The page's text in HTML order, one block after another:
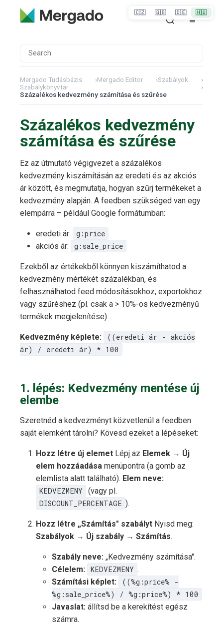
Mergado Tudásbázis ›Mergado Editor ›Szabályok
›
Szabálykönyvtár
›
Százalékos kedvezmény számítása és szűrése
Százalékos kedvezmény
számítása és szűrése
Ez az útmutató végigvezet a százalékos
kedvezmény kiszámításán az eredeti és az akciós
ár között, és megmutatja, hogyan szűrj termékeket a
kedvezmény alapján. A feedben szükséged van egy
elempárra – például Google formátumban:
eredeti ár:
g:price
akciós ár:
g:sale_price
Ezekből az értékekből könnyen kiszámíthatod a
kedvezmény mértékét százalékban, és
felhasználhatod feed módosításokhoz, exportokhoz
vagy szűréshez (pl. csak a > 10%-os kedvezményű
termékek megjelenítése).
Kedvezmény képlete:
((eredeti ár - akciós
ár) / eredeti ár) * 100
1. lépés: Kedvezmény mentése új
elembe
Szeretnéd a kedvezményt közvetlenül a feedben
saját elemként tárolni? Kövesd ezeket a lépéseket:
Hozz létre új elemet Lépj az Elemek → Új
elem hozzáadása menüpontra (a gomb az
elemlista alatt található). Elem neve:
KEDVEZMENY
(vagy pl.
DISCOUNT_PERCENTAGE ).
Hozz létre „Számítás" szabályt Nyisd meg:
Szabályok → Új szabály → Számítás.
Szabály neve: „Kedvezmény számítása".
Célelem: KEDVEZMENY .
Számítási képlet:
((%g:price% -
%g:sale_price%) / %g:price%) * 100
Javaslat: állítsd be a kerekítést egész
számra.
🇨🇿 🇬🇧 🇩🇪 🇭🇺